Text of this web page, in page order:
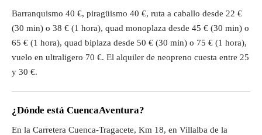
Barranquismo 40 €, piragüismo 40 €, ruta a caballo desde 22 €
(30 min) o 38 € (1 hora), quad monoplaza desde 45 € (30 min) o
65 € (1 hora), quad biplaza desde 50 € (30 min) o 75 € (1 hora),
vuelo en ultraligero 70 €. El alquiler de neopreno cuesta entre 25
y 30 €.
¿Dónde está CuencaAventura?
En la Carretera Cuenca-Tragacete, Km 18, en Villalba de la